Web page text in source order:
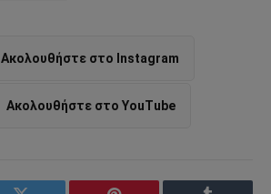
Ακολουθήστε στο Instagram
Ακολουθήστε στο YouTube